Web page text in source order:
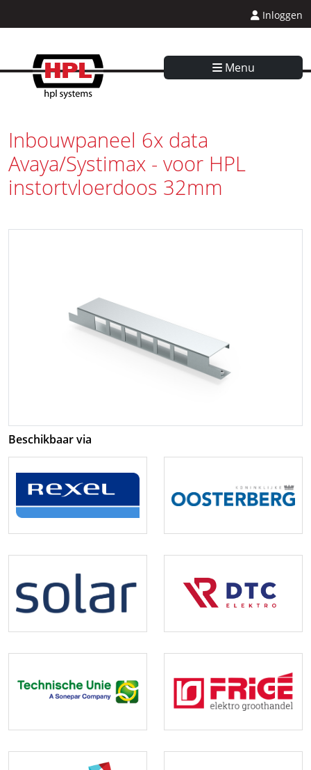
Inloggen
Menu
Inbouwpaneel 6x data
Avaya/Systimax - voor HPL
instortvloerdoos 32mm
Beschikbaar via